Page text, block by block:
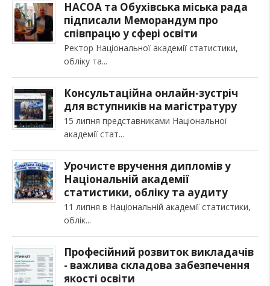
НАСОА та Обухівська міська рада
підписали Меморандум про
співпрацю у сфері освіти
Ректор Національної академії статистики,
обліку та
Консультаційна онлайн-зустріч
для вступників на магістратуру
15 липня представниками Національної
академії стат
Урочисте вручення дипломів у
Національній академії
статистики, обліку та аудиту
11 липня в Національній академії статистики,
облік
Професійний розвиток викладачів
- важлива складова забезпечення
якості освіти